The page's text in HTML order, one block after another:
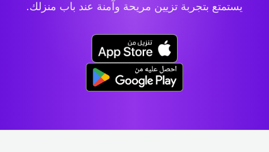
يستمتع بتجربة تزيين مريحة وآمنة عند باب منزلك.